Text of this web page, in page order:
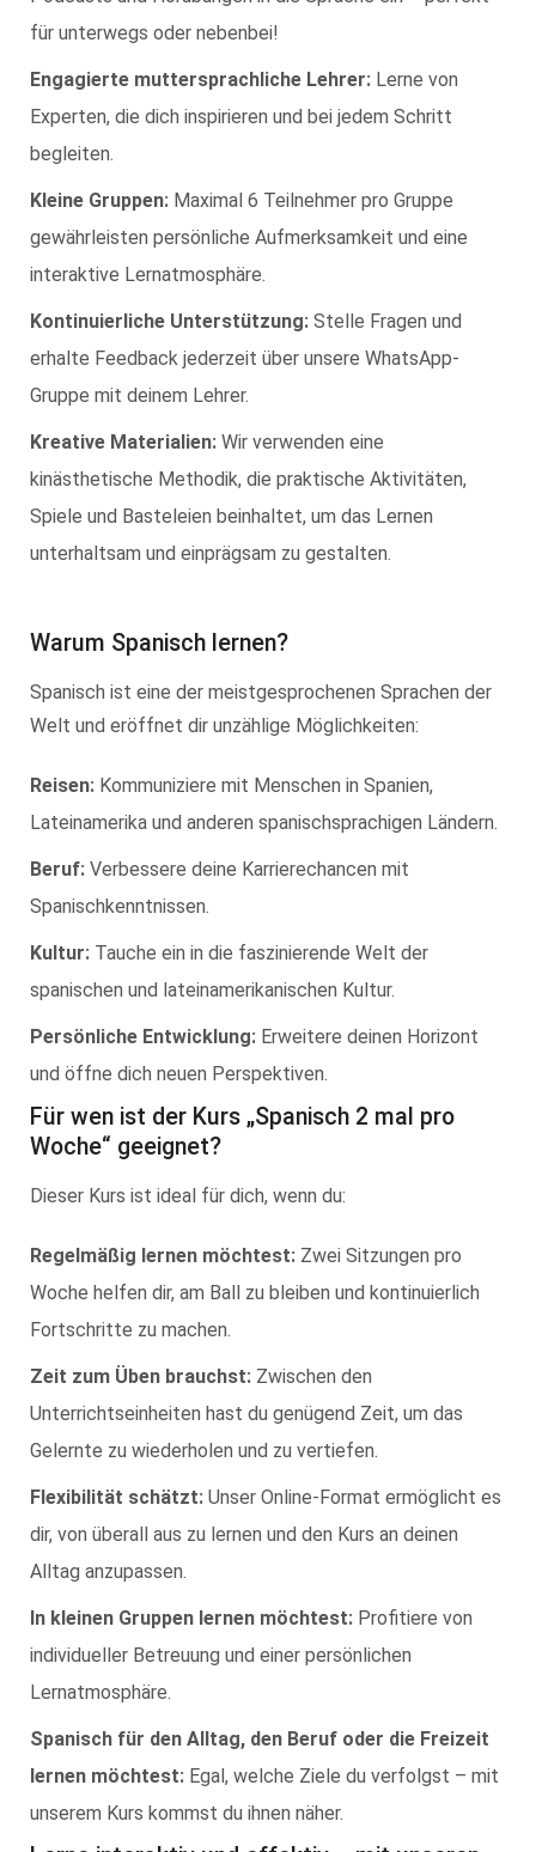
für unterwegs oder nebenbei!
Engagierte muttersprachliche Lehrer: Lerne von
Experten, die dich inspirieren und bei jedem Schritt
begleiten.
Kleine Gruppen: Maximal 6 Teilnehmer pro Gruppe
gewährleisten persönliche Aufmerksamkeit und eine
interaktive Lernatmosphäre.
Kontinuierliche Unterstützung: Stelle Fragen und
erhalte Feedback jederzeit über unsere WhatsApp-
Gruppe mit deinem Lehrer.
Kreative Materialien: Wir verwenden eine
kinästhetische Methodik, die praktische Aktivitäten,
Spiele und Basteleien beinhaltet, um das Lernen
unterhaltsam und einprägsam zu gestalten.
Warum Spanisch lernen?
Spanisch ist eine der meistgesprochenen Sprachen der
Welt und eröffnet dir unzählige Möglichkeiten:
Reisen: Kommuniziere mit Menschen in Spanien,
Lateinamerika und anderen spanischsprachigen Ländern.
Beruf: Verbessere deine Karrierechancen mit
Spanischkenntnissen.
Kultur: Tauche ein in die faszinierende Welt der
spanischen und lateinamerikanischen Kultur.
Persönliche Entwicklung: Erweitere deinen Horizont
und öffne dich neuen Perspektiven.
Für wen ist der Kurs „Spanisch 2 mal pro
Woche“ geeignet?
Dieser Kurs ist ideal für dich, wenn du:
Regelmäßig lernen möchtest: Zwei Sitzungen pro
Woche helfen dir, am Ball zu bleiben und kontinuierlich
Fortschritte zu machen.
Zeit zum Üben brauchst: Zwischen den
Unterrichtseinheiten hast du genügend Zeit, um das
Gelernte zu wiederholen und zu vertiefen.
Flexibilität schätzt: Unser Online-Format ermöglicht es
dir, von überall aus zu lernen und den Kurs an deinen
Alltag anzupassen.
In kleinen Gruppen lernen möchtest: Profitiere von
individueller Betreuung und einer persönlichen
Lernatmosphäre.
Spanisch für den Alltag, den Beruf oder die Freizeit
lernen möchtest: Egal, welche Ziele du verfolgst – mit
unserem Kurs kommst du ihnen näher.